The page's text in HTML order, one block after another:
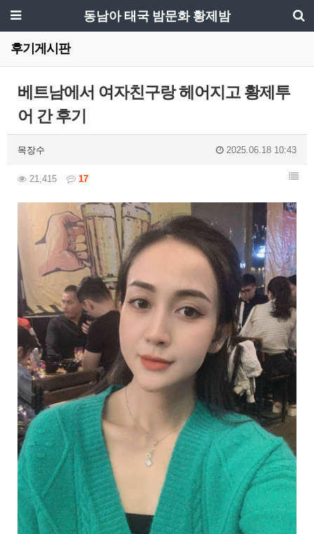
동남아 태국 밤문화 황제밤
후기게시판
베트남에서 여자친구랑 헤어지고 황제투
어 간 후기
목장수 2025.06.18 10:43
21,415 17